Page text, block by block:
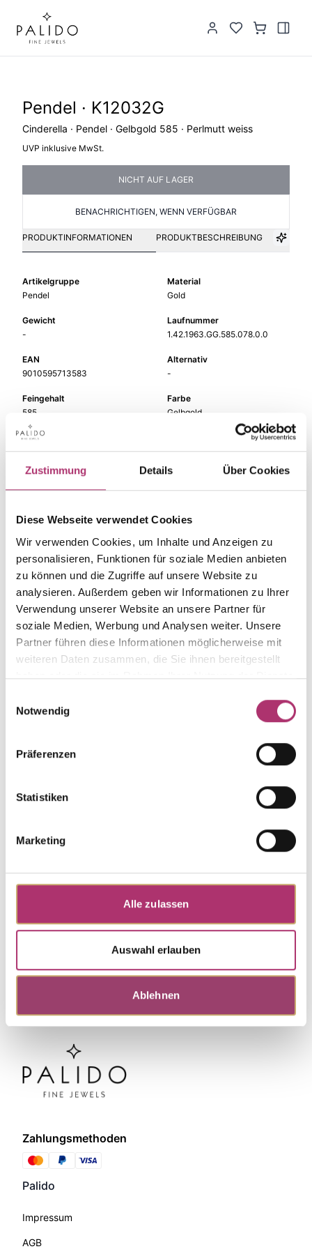
Zustimmung Details Über Cookies
Diese Webseite verwendet Cookies
Wir verwenden Cookies, um Inhalte und Anzeigen zu
personalisieren, Funktionen für soziale Medien anbieten
zu können und die Zugriffe auf unsere Website zu
analysieren. Außerdem geben wir Informationen zu Ihrer
Verwendung unserer Website an unsere Partner für
soziale Medien, Werbung und Analysen weiter. Unsere
Partner führen diese Informationen möglicherweise mit
weiteren Daten zusammen, die Sie ihnen bereitgestellt
haben oder die sie im Rahmen Ihrer Nutzung der Dienste
Notwendig
Präferenzen
Statistiken
Marketing
Alle zulassen
Auswahl erlauben
Ablehnen
Pendel · K12032G
Cinderella · Pendel · Gelbgold 585 · Perlmutt weiss
UVP inklusive MwSt.
NICHT AUF LAGER
BENACHRICHTIGEN, WENN VERFÜGBAR
PRODUKTINFORMATIONEN PRODUKTBESCHREIBUNG
Artikelgruppe
Pendel
Material
Gold
Gewicht
-
Laufnummer
1.42.1963.GG.585.078.0.0
EAN
9010595713583
Alternativ
-
Feingehalt
585
Farbe
Gelbgold
Steinfarbe
Perle
Perle
Stein
Perlm. w.
Größe
-
Die passenden Stücke
aus der Kollektion.
Cinderella · Collier · Gelbgold 585 · Perlmutt weiss ·
45 cm
Cinderella · Armband · Gelbgold 585 · Perlmutt
UVP: € 1.139,00
Zahlungsmethoden
Palido
Impressum
AGB